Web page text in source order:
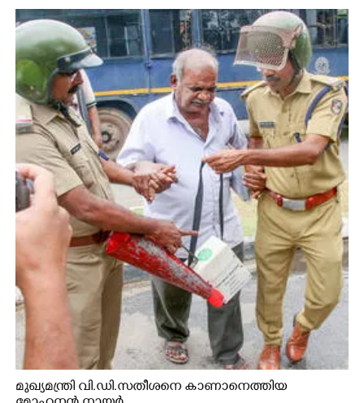
മുഖ്യമന്ത്രി വി.ഡി.സതീശനെ കാണാനെത്തിയ